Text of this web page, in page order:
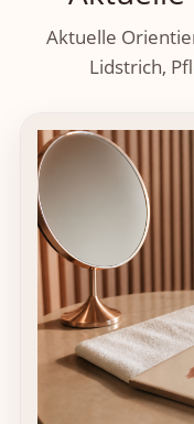
Aktuelle
Lidstrich,